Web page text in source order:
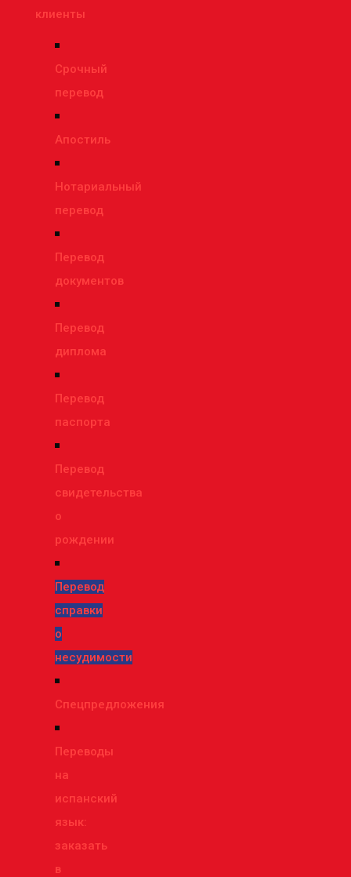
клиенты
Срочный
перевод
Апостиль
Нотариальный
перевод
Перевод
документов
Перевод
диплома
Перевод
паспорта
Перевод
свидетельства
о
рождении
Перевод
справки
о
несудимости
Спецпредложения
Переводы
на
испанский
язык:
заказать
в